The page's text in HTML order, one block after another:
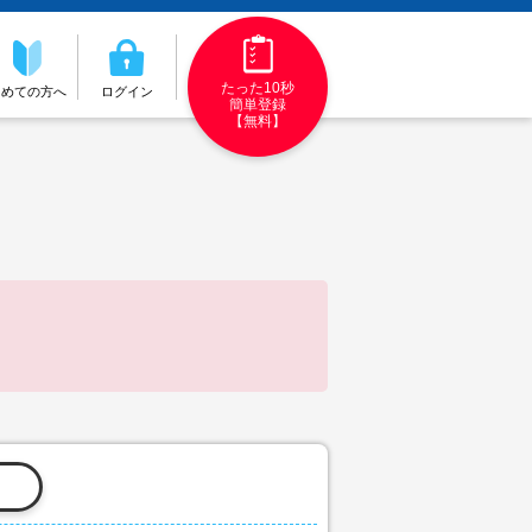
ての方へ ログイン
たった10秒
簡単登録
【無料】